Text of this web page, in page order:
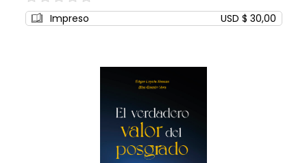
0%
Impreso USD $ 30,00